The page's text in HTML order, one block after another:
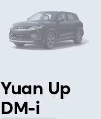
Yuan Up
DM-i